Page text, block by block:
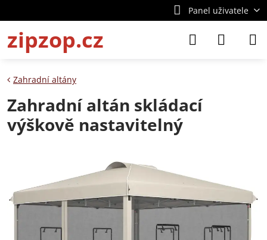
Panel uživatele
zipzop.cz
Zahradní altány
Zahradní altán skládací
výškově nastavitelný